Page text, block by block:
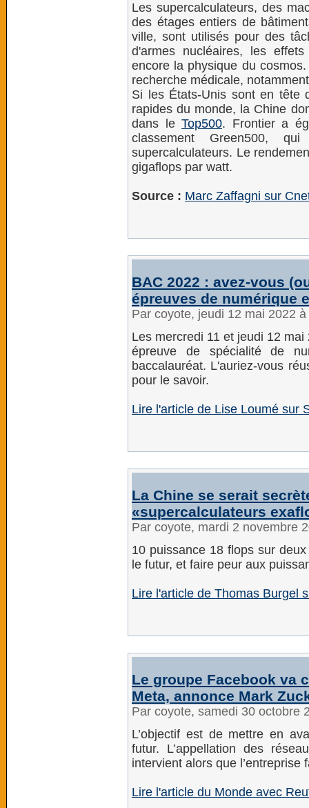
Les supercalculateurs, des
des étages entiers de
ville, sont utilisés pour des
d'armes nucléaires, les
encore la physique du
recherche médicale,
Si les États-Unis sont en tête
rapides du monde, la Chine
dans le Top500. Frontier a
classement Green500,
supercalculateurs. Le
gigaflops par watt.
Source : Marc Zaffagni sur
BAC 2022 : avez-vous
épreuves de numérique
Par coyote, jeudi 12 mai 2022
Les mercredi 11 et jeudi 12
épreuve de spécialité de
baccalauréat. L'auriez-vous
pour le savoir.
Lire l'article de Lise Loumé sur
La Chine se serait
«supercalculateurs
Par coyote, mardi 2 novembre
10 puissance 18 flops sur
le futur, et faire peur aux
Lire l'article de Thomas Burgel
Le groupe Facebook va
Meta, annonce Mark
Par coyote, samedi 30 octobre
L’objectif est de mettre en
futur. L’appellation des
intervient alors que
Lire l'article du Monde avec